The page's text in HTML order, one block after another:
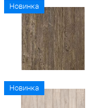
Новинка
Новинка